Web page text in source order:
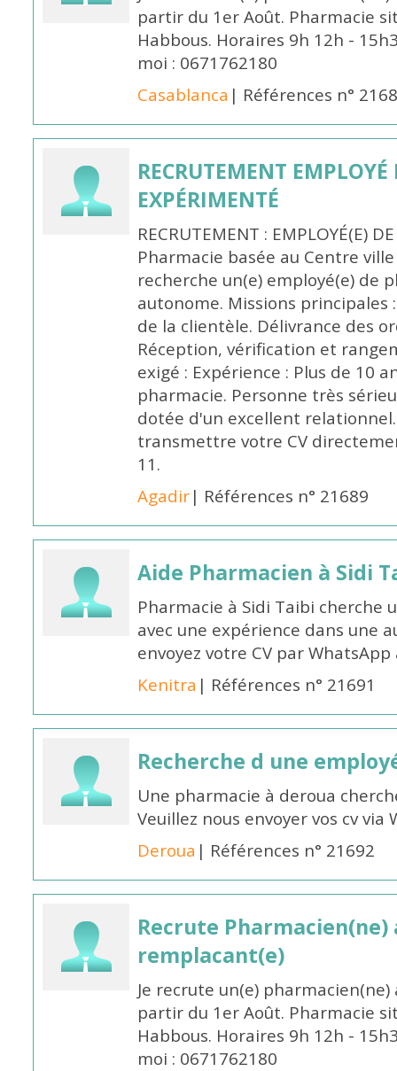
partir du 1er Août. Pharmacie
Habbous. Horaires 9h 12h -
moi : 0671762180
Casablanca | Références n°
RECRUTEMENT
EXPÉRIMENTÉ
RECRUTEMENT : EMPLOYÉ(E)
Pharmacie basée au Centre ville
recherche un(e) employé(e) de
autonome. Missions principales
de la clientèle. Délivrance des
Réception, vérification et
exigé : Expérience : Plus de 10
pharmacie. Personne très
dotée d'un excellent
transmettre votre CV
11.
Agadir| Références n° 21689
Aide Pharmacien à Sidi
Pharmacie à Sidi Taibi cherche
avec une expérience dans une
envoyez votre CV par
Kenitra | Références n° 21691
Recherche d une
Une pharmacie à deroua
Veuillez nous envoyer vos cv via
Deroua | Références n° 21692
Recrute
remplacant(e)
Je recrute un(e)
partir du 1er Août. Pharmacie
Habbous. Horaires 9h 12h -
moi : 0671762180